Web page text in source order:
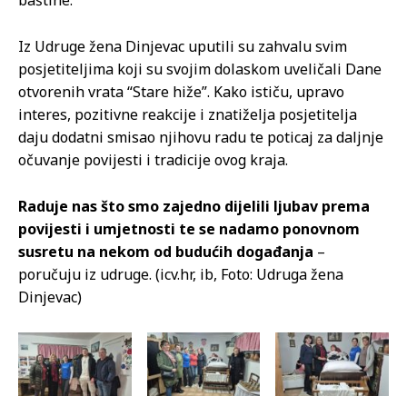
Iz Udruge žena Dinjevac uputili su zahvalu svim
posjetiteljima koji su svojim dolaskom uveličali Dane
otvorenih vrata “Stare hiže”. Kako ističu, upravo
interes, pozitivne reakcije i znatiželja posjetitelja
daju dodatni smisao njihovu radu te poticaj za daljnje
očuvanje povijesti i tradicije ovog kraja.
Raduje nas što smo zajedno dijelili ljubav prema
povijesti i umjetnosti te se nadamo ponovnom
susretu na nekom od budućih događanja –
poručuju iz udruge. (icv.hr, ib, Foto: Udruga žena
Dinjevac)